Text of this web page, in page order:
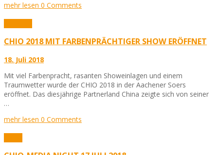
mehr lesen 0 Comments
CHIO 2018 MIT FARBENPRÄCHTIGER SHOW ERÖFFNET
18. Juli 2018
Mit viel Farbenpracht, rasanten Showeinlagen und einem
Traumwetter wurde der CHIO 2018 in der Aachener Soers
eröffnet. Das diesjährige Partnerland China zeigte sich von seiner
…
mehr lesen 0 Comments